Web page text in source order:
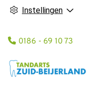
Instellingen
Tel:
0186 - 69 10 73